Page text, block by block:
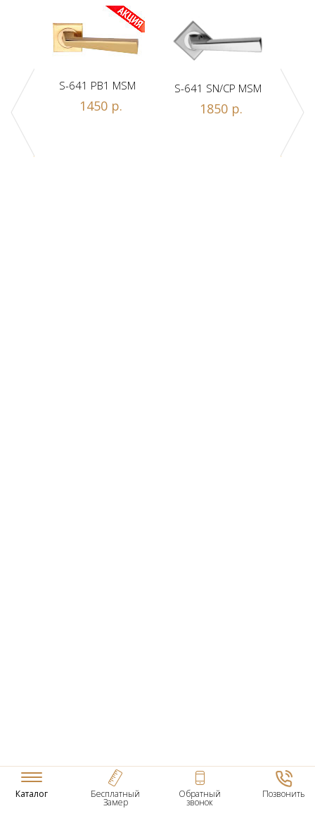
Каталог Бесплатный
Замер
Обратный
звонок
Позвонить
A
S-641 PB1 MSM
1450 р.
S-641 SN/CP MSM
1850 р.